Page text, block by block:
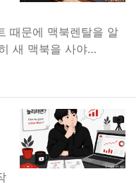
때문에 맥북렌탈을 알
새 맥북을 사야…